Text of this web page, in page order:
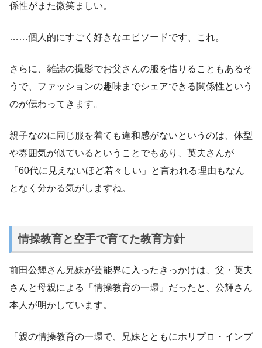
係性がまた微笑ましい。
……個人的にすごく好きなエピソードです、これ。
さらに、雑誌の撮影でお父さんの服を借りることもあるそ
うで、ファッションの趣味までシェアできる関係性という
のが伝わってきます。
親子なのに同じ服を着ても違和感がないというのは、体型
や雰囲気が似ているということでもあり、英夫さんが
「60代に見えないほど若々しい」と言われる理由もなん
となく分かる気がしますね。
情操教育と空手で育てた教育方針
前田公輝さん兄妹が芸能界に入ったきっかけは、父・英夫
さんと母親による「情操教育の一環」だったと、公輝さん
本人が明かしています。
「親の情操教育の一環で、兄妹とともにホリプロ・インプ